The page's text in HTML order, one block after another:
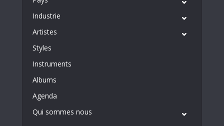
Industrie
Artistes
Styles
Instruments
Albums
Agenda
Qui sommes nous